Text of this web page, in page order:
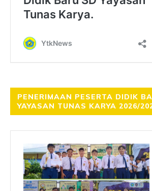
PENERIMAAN PESERTA DIDIK
YAYASAN TUNAS KARYA 2026/